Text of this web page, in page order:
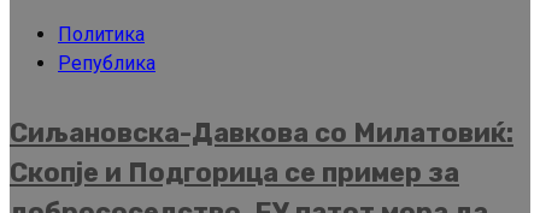
Политика
Република
Сиљановска-Давкова со Милатовиќ:
Скопје и Подгорица се пример за